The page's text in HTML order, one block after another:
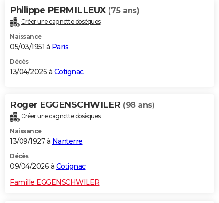
Philippe PERMILLEUX (75 ans)
Créer une cagnotte obsèques
Naissance
05/03/1951 à Paris
Décès
13/04/2026 à Cotignac
Roger EGGENSCHWILER (98 ans)
Créer une cagnotte obsèques
Naissance
13/09/1927 à Nanterre
Décès
09/04/2026 à Cotignac
Famille EGGENSCHWILER